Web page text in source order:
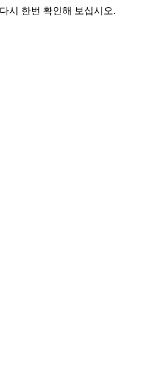
시 한번 확인해 보십시오.